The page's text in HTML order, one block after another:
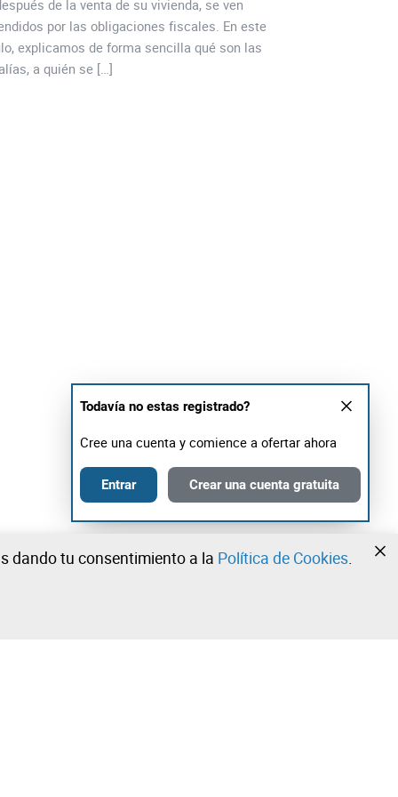
de la venta de su vivienda, se ven
por las obligaciones fiscales. En este
explicamos de forma sencilla qué son las
a quién se […]
Todavía no estas registrado?
Cree una cuenta y comience a ofertar ahora
Entrar Crear una cuenta gratuita
dando tu consentimiento a la Política de Cookies.